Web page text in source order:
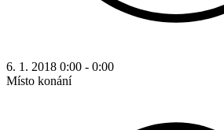
6. 1. 2018 0:00 - 0:00
Místo konání